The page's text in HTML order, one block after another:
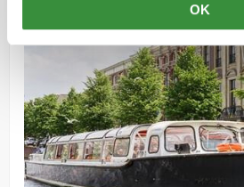
OK
Dagprogramma
|
Dinerspel